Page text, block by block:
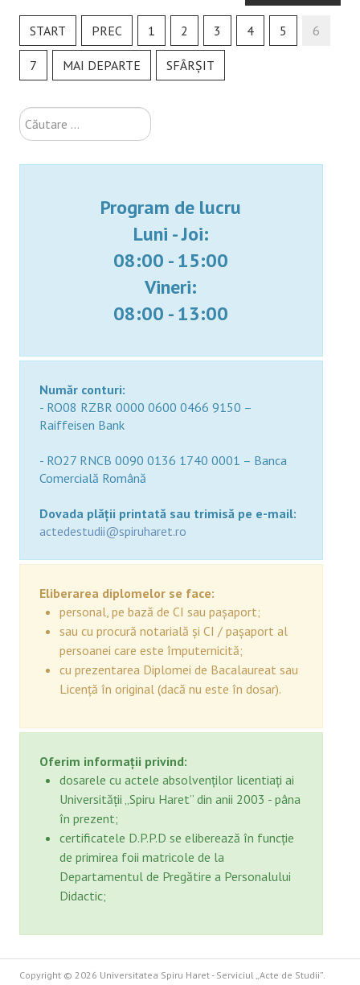
START PREC 1 2 3 4 5 6
7 MAI DEPARTE SFÂRȘIT
Căutare
...
Program de lucru
Luni - Joi:
08:00 - 15:00
Vineri:
08:00 - 13:00
Număr conturi:
- RO08 RZBR 0000 0600 0466 9150 –
Raiffeisen Bank
- RO27 RNCB 0090 0136 1740 0001 – Banca
Comercială Română
Dovada plăţii printată sau trimisă pe e-mail:
actedestudii@spiruharet.ro
Eliberarea diplomelor se face:
personal, pe bază de CI sau pașaport;
sau cu procură notarială și CI / pașaport al
persoanei care este împuternicită;
cu prezentarea Diplomei de Bacalaureat sau
Licență în original (dacă nu este în dosar).
Oferim informații privind:
dosarele cu actele absolvenților licentiați ai
Universității „Spiru Haret” din anii 2003 - pâna
în prezent;
certificatele D.P.P.D se eliberează în funcție
de primirea foii matricole de la
Departamentul de Pregătire a Personalului
Didactic;
Copyright © 2026 Universitatea Spiru Haret - Serviciul „Acte de Studii”.